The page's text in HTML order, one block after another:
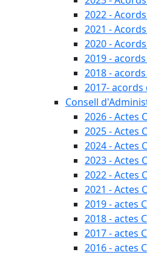
2022 -
2021 -
2020 -
2019 -
2018 -
2017- acords
Consell
2026 - Actes
2025 - Actes
2024 - Actes
2023 - Actes
2022 - Actes
2021 - Actes
2019 - actes
2018 - actes
2017 - actes
2016 - actes